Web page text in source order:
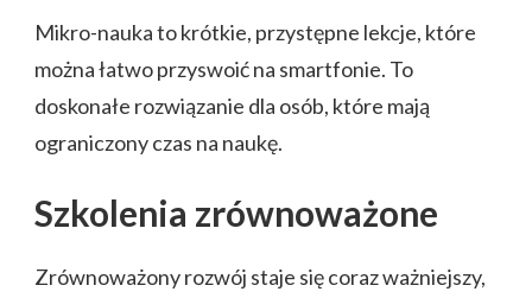
Mikro-nauka to krótkie, przystępne lekcje, które
można łatwo przyswoić na smartfonie. To
doskonałe rozwiązanie dla osób, które mają
ograniczony czas na naukę.
Szkolenia zrównoważone
Zrównoważony rozwój staje się coraz ważniejszy,